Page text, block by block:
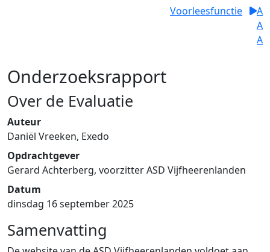
Voorleesfunctie
A
A
A
Onderzoeksrapport
Over de Evaluatie
Auteur
Daniël Vreeken, Exedo
Opdrachtgever
Gerard Achterberg, voorzitter ASD Vijfheerenlanden
Datum
dinsdag 16 september 2025
Samenvatting